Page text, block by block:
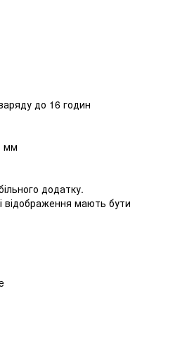
до 16 годин
мм
додатку.
відображення мають бути